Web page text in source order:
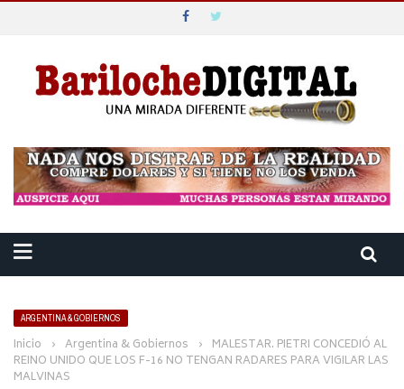
ARGENTINA & GOBIERNOS
Inicio › Argentina & Gobiernos › MALESTAR. PIETRI CONCEDIÓ AL
REINO UNIDO QUE LOS F-16 NO TENGAN RADARES PARA VIGILAR LAS
MALVINAS